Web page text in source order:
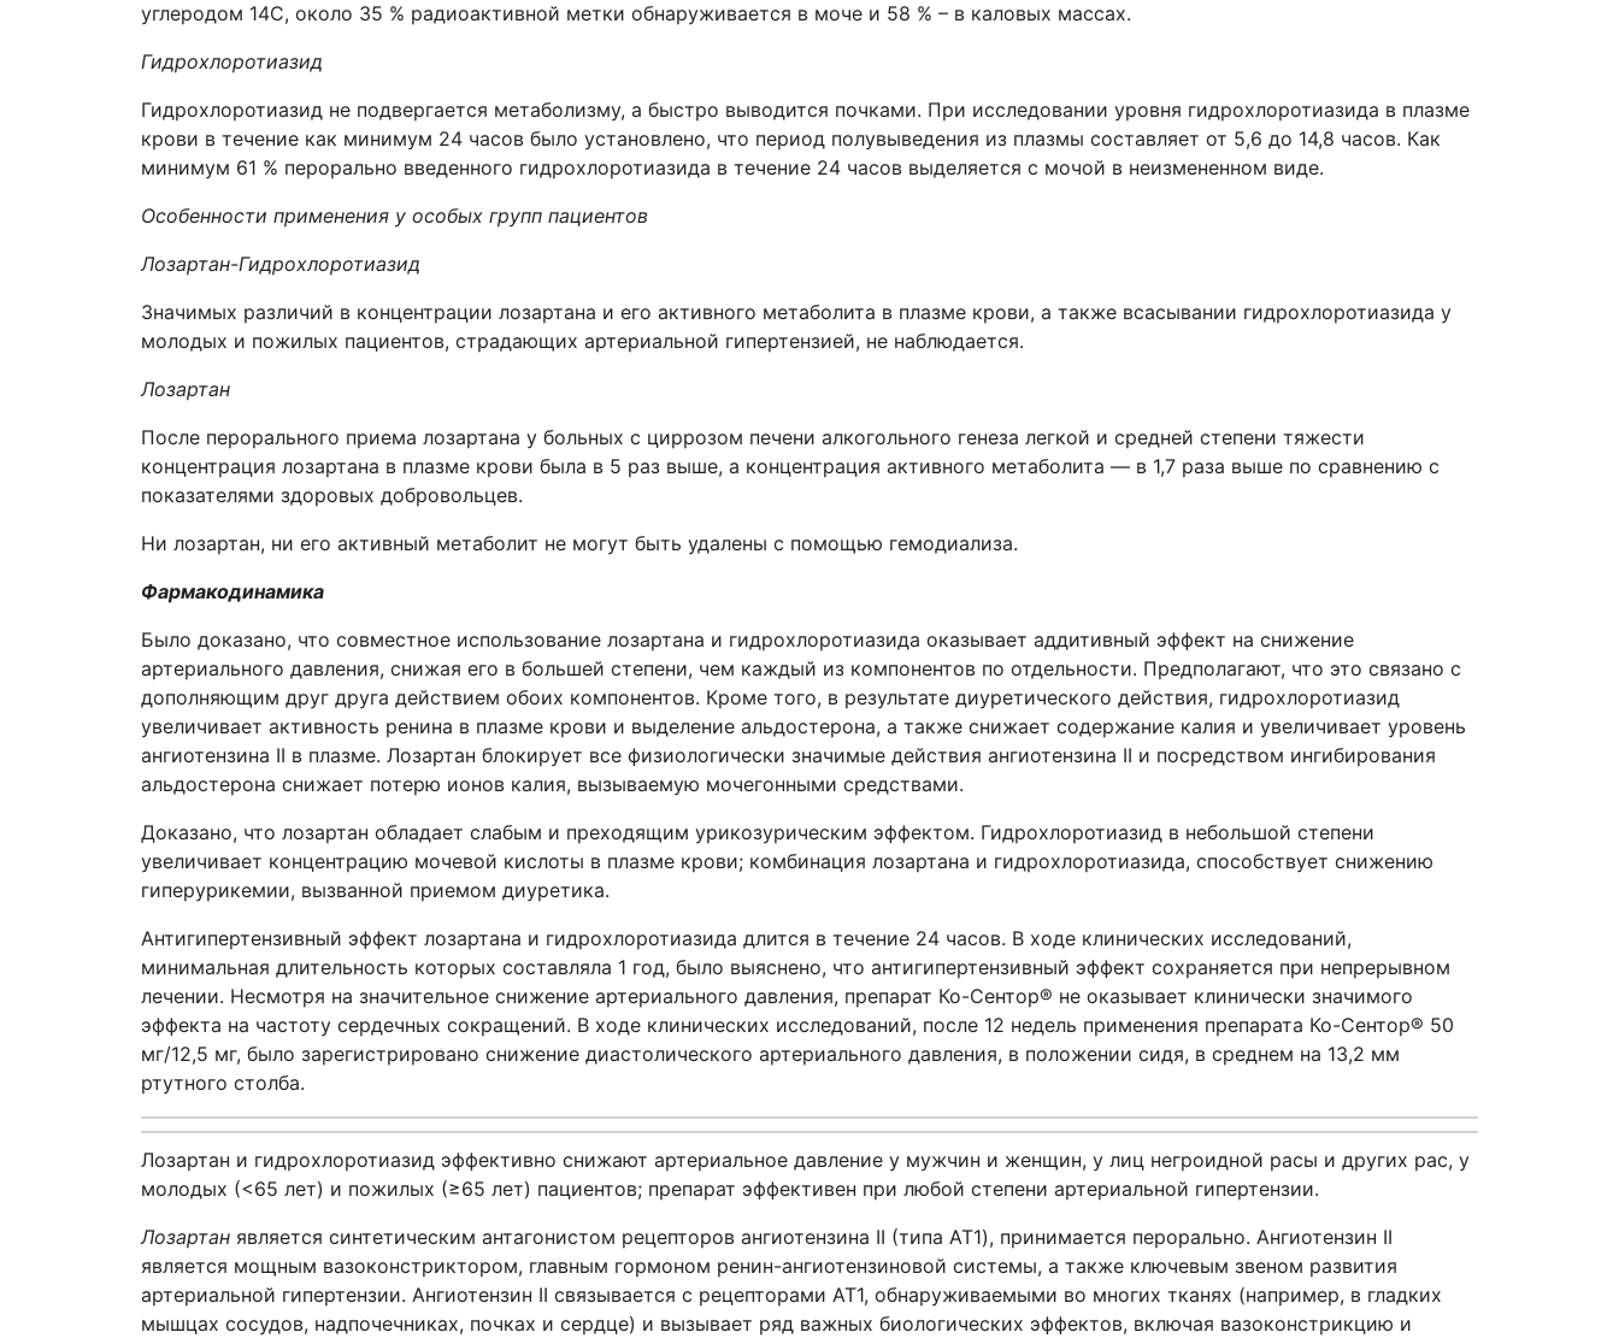
углеродом 14С, около 35 % радиоактивной метки обнаруживается в моче и 58 % – в каловых массах.
Гидрохлоротиазид
Гидрохлоротиазид не подвергается метаболизму, а быстро выводится почками. При исследовании уровня гидрохлоротиазида в плазме
крови в течение как минимум 24 часов было установлено, что период полувыведения из плазмы составляет от 5,6 до 14,8 часов. Как
минимум 61 % перорально введенного гидрохлоротиазида в течение 24 часов выделяется с мочой в неизмененном виде.
Особенности применения у особых групп пациентов
Лозартан-Гидрохлоротиазид
Значимых различий в концентрации лозартана и его активного метаболита в плазме крови, а также всасывании гидрохлоротиазида у
молодых и пожилых пациентов, страдающих артериальной гипертензией, не наблюдается.
Лозартан
После перорального приема лозартана у больных с циррозом печени алкогольного генеза легкой и средней степени тяжести
концентрация лозартана в плазме крови была в 5 раз выше, а концентрация активного метаболита — в 1,7 раза выше по сравнению с
показателями здоровых добровольцев.
Ни лозартан, ни его активный метаболит не могут быть удалены с помощью гемодиализа.
Фармакодинамика
Было доказано, что совместное использование лозартана и гидрохлоротиазида оказывает аддитивный эффект на снижение
артериального давления, снижая его в большей степени, чем каждый из компонентов по отдельности. Предполагают, что это связано с
дополняющим друг друга действием обоих компонентов. Кроме того, в результате диуретического действия, гидрохлоротиазид
увеличивает активность ренина в плазме крови и выделение альдостерона, а также снижает содержание калия и увеличивает уровень
ангиотензина II в плазме. Лозартан блокирует все физиологически значимые действия ангиотензина II и посредством ингибирования
альдостерона снижает потерю ионов калия, вызываемую мочегонными средствами.
Доказано, что лозартан обладает слабым и преходящим урикозурическим эффектом. Гидрохлоротиазид в небольшой степени
увеличивает концентрацию мочевой кислоты в плазме крови; комбинация лозартана и гидрохлоротиазида, способствует снижению
гиперурикемии, вызванной приемом диуретика.
Антигипертензивный эффект лозартана и гидрохлоротиазида длится в течение 24 часов. В ходе клинических исследований,
минимальная длительность которых составляла 1 год, было выяснено, что антигипертензивный эффект сохраняется при непрерывном
лечении. Несмотря на значительное снижение артериального давления, препарат Ко-Сентор® не оказывает клинически значимого
эффекта на частоту сердечных сокращений. В ходе клинических исследований, после 12 недель применения препарата Ко-Сентор® 50
мг/12,5 мг, было зарегистрировано снижение диастолического артериального давления, в положении сидя, в среднем на 13,2 мм
ртутного столба.
Лозартан и гидрохлоротиазид эффективно снижают артериальное давление у мужчин и женщин, у лиц негроидной расы и других рас, у
молодых (<65 лет) и пожилых (≥65 лет) пациентов; препарат эффективен при любой степени артериальной гипертензии.
Лозартан является синтетическим антагонистом рецепторов ангиотензина II (типа АТ1), принимается перорально. Ангиотензин II
является мощным вазоконстриктором, главным гормоном ренин-ангиотензиновой системы, а также ключевым звеном развития
артериальной гипертензии. Ангиотензин II связывается с рецепторами АТ1, обнаруживаемыми во многих тканях (например, в гладких
мышцах сосудов, надпочечниках, почках и сердце) и вызывает ряд важных биологических эффектов, включая вазоконстрикцию и